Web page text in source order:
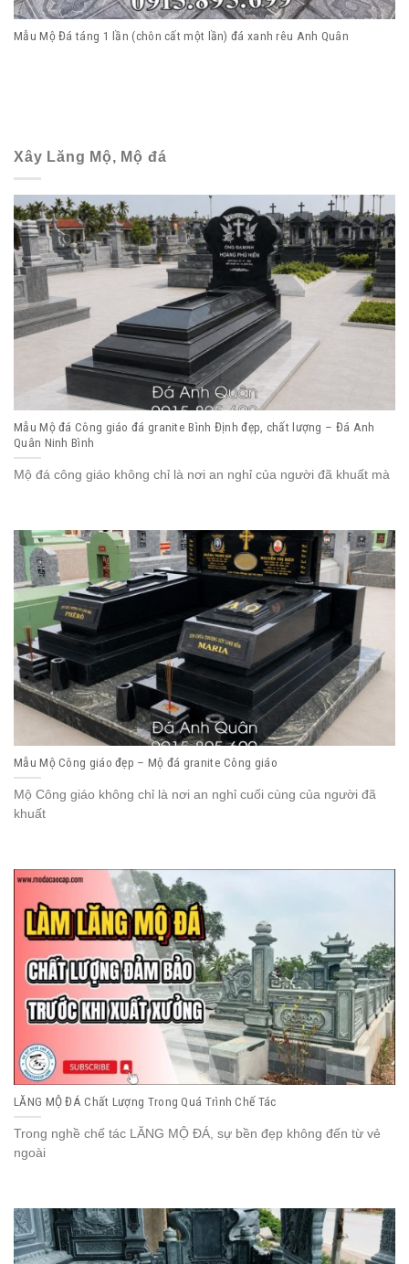
Mẫu Mộ Đá táng 1 lần (chôn cất một lần) đá xanh rêu Anh Quân
Xây Lăng Mộ, Mộ đá
Mẫu Mộ đá Công giáo đá granite Bình Định đẹp, chất lượng – Đá Anh
Quân Ninh Bình
Mộ đá công giáo không chỉ là nơi an nghỉ của người đã khuất mà
Mẫu Mộ Công giáo đẹp – Mộ đá granite Công giáo
Mộ Công giáo không chỉ là nơi an nghỉ cuối cùng của người đã
khuất
LĂNG MỘ ĐÁ Chất Lượng Trong Quá Trình Chế Tác
Trong nghề chế tác LĂNG MỘ ĐÁ, sự bền đẹp không đến từ vẻ
ngoài